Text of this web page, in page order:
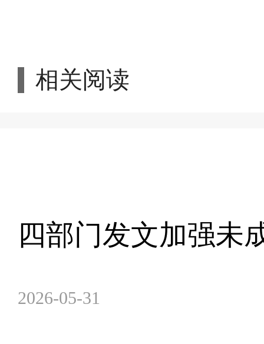
相关阅读
四部门发文加强未
2026-05-31